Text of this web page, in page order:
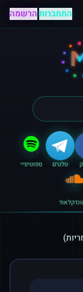
התחברות|הרשמה
טלגרם ספוטיפיי